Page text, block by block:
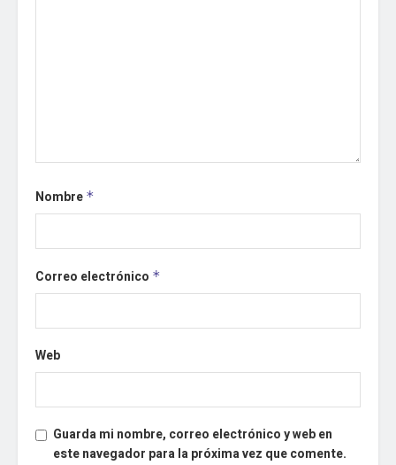
Nombre *
Correo electrónico *
Web
Guarda mi nombre, correo electrónico y web en
este navegador para la próxima vez que comente.